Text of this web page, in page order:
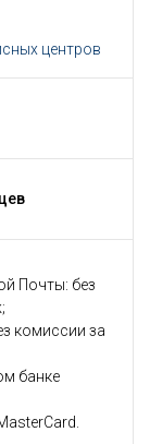
центров
Почты: без
комиссии за
банке